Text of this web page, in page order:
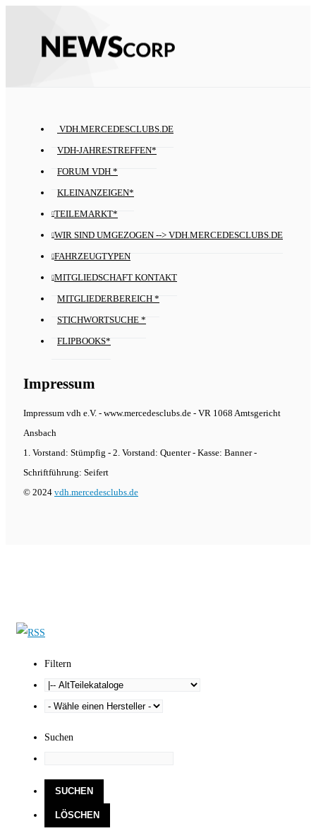
VDH.MERCEDESCLUBS.DE
VDH-JAHRESTREFFEN*
FORUM VDH *
KLEINANZEIGEN*
TEILEMARKT*
WIR SIND UMGEZOGEN --> VDH.MERCEDESCLUBS.DE
FAHRZEUGTYPEN
MITGLIEDSCHAFT KONTAKT
MITGLIEDERBEREICH *
STICHWORTSUCHE *
FLIPBOOKS*
Impressum
Impressum vdh e.V. - www.mercedesclubs.de - VR 1068 Amtsgericht
Ansbach
1. Vorstand: Stümpfig - 2. Vorstand: Quenter - Kasse: Banner -
Schriftführung: Seifert
© 2024 vdh.mercedesclubs.de
Filtern
Suchen